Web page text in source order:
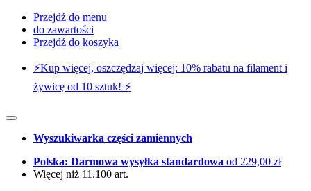
Przejdź do menu
do zawartości
Przejdź do koszyka
⚡️Kup więcej, oszczędzaj więcej: 10% rabatu na filament i
żywicę od 10 sztuk! ⚡️
Wyszukiwarka części zamiennych
Polska: Darmowa wysyłka standardowa od 229,00 zł
Więcej niż 11.100 art.